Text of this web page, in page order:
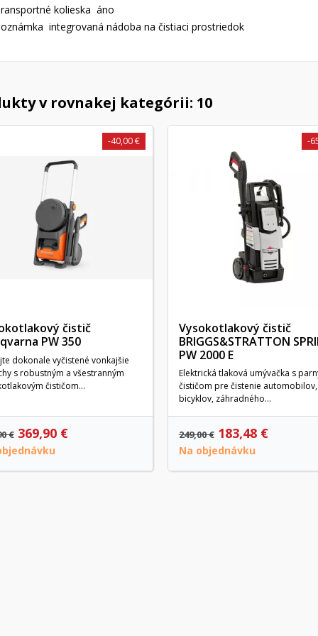
kolieska áno
integrovaná nádoba na čistiaci prostriedok
v rovnakej kategórii: 10
čistič
PW 350
dokonale vyčistené vonkajšie
s robustným a všestranným
čističom...
€
-40,00 €
369,90 €
Vysokotlakový čistič
BRIGGS&STRATTON
PW 2000 E
Elektrická tlaková umývačka s
čističom pre čistenie automobilov,
bicyklov, záhradného...
249,00 €
-
183,48 €
Na objednávku